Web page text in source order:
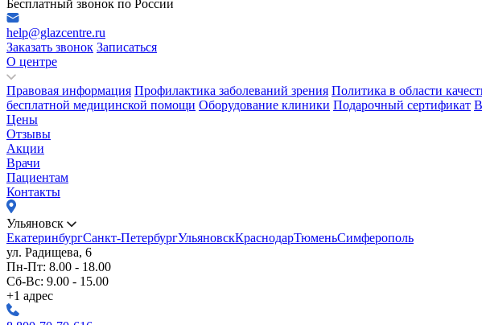
Бесплатный звонок по России
help@glazcentre.ru
Заказать звонок Записаться
О центре
Правовая информация Профилактика заболеваний зрения Политика в области
бесплатной медицинской помощи Оборудование клиники Подарочный сертификат
Цены
Отзывы
Акции
Врачи
Пациентам
Контакты
Ульяновск
ЕкатеринбургСанкт-ПетербургУльяновскКраснодарТюменьСимферополь
ул. Радищева, 6
Пн-Пт: 8.00 - 18.00
Сб-Вс: 9.00 - 15.00
+1 адрес